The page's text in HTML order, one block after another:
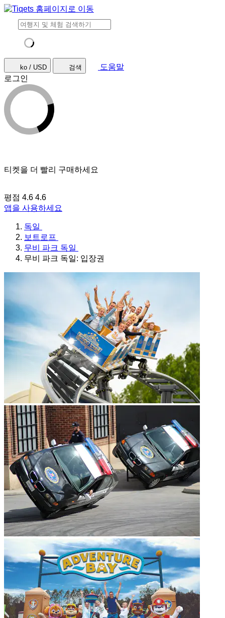
ko / USD 검색
도움말
로그인
티켓을 더 빨리 구매하세요
평점 4.6 4.6
앱을 사용하세요
독일
보트로프
무비 파크 독일
무비 파크 독일: 입장권